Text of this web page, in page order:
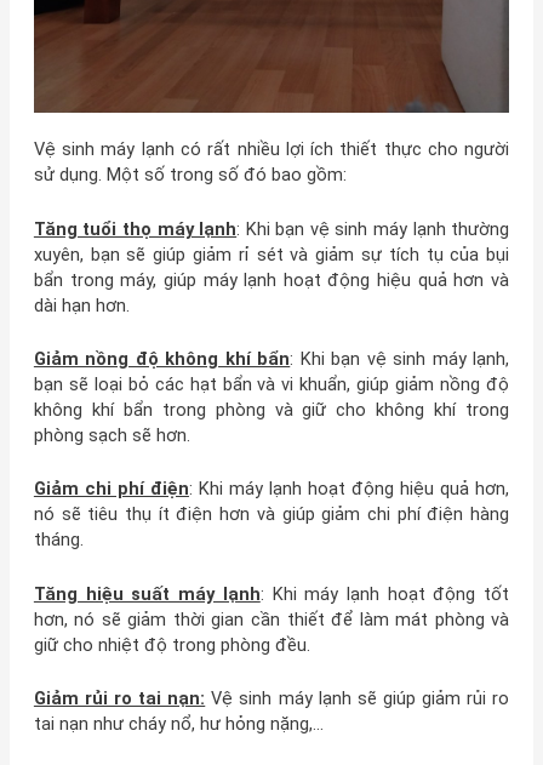
Vệ sinh máy lạnh có rất nhiều lợi ích thiết thực cho người
sử dụng. Một số trong số đó bao gồm:
Tăng tuổi thọ máy lạnh: Khi bạn vệ sinh máy lạnh thường
xuyên, bạn sẽ giúp giảm rỉ sét và giảm sự tích tụ của bụi
bẩn trong máy, giúp máy lạnh hoạt động hiệu quả hơn và
dài hạn hơn.
Giảm nồng độ không khí bẩn: Khi bạn vệ sinh máy lạnh,
bạn sẽ loại bỏ các hạt bẩn và vi khuẩn, giúp giảm nồng độ
không khí bẩn trong phòng và giữ cho không khí trong
phòng sạch sẽ hơn.
Giảm chi phí điện: Khi máy lạnh hoạt động hiệu quả hơn,
nó sẽ tiêu thụ ít điện hơn và giúp giảm chi phí điện hàng
tháng.
Tăng hiệu suất máy lạnh: Khi máy lạnh hoạt động tốt
hơn, nó sẽ giảm thời gian cần thiết để làm mát phòng và
giữ cho nhiệt độ trong phòng đều.
Giảm rủi ro tai nạn: Vệ sinh máy lạnh sẽ giúp giảm rủi ro
tai nạn như cháy nổ, hư hỏng nặng,…